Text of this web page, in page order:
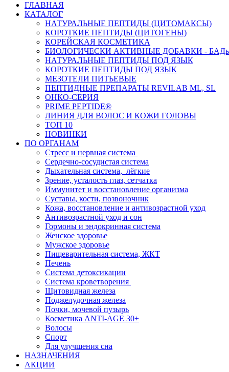
ГЛАВНАЯ
КАТАЛОГ
НАТУРАЛЬНЫЕ ПЕПТИДЫ (ЦИТОМАКСЫ)
КОРОТКИЕ ПЕПТИДЫ (ЦИТОГЕНЫ)
КОРЕЙСКАЯ КОСМЕТИКА
БИОЛОГИЧЕСКИ АКТИВНЫЕ ДОБАВКИ -
НАТУРАЛЬНЫЕ ПЕПТИДЫ ПОД ЯЗЫК
КОРОТКИЕ ПЕПТИДЫ ПОД ЯЗЫК
МЕЗОТЕЛИ ПИТЬЕВЫЕ
ПЕПТИДНЫЕ ПРЕПАРАТЫ REVILAB ML, SL
ОНКО-СЕРИЯ
PRIME PEPTIDE®
ЛИНИЯ ДЛЯ ВОЛОС И КОЖИ ГОЛОВЫ
ТОП 10
НОВИНКИ
ПО ОРГАНАМ
Стресс и нервная система
Сердечно-сосудистая система
Дыхательная система, лёгкие
Зрение, усталость глаз, сетчатка
Иммунитет и восстановление организма
Суставы, кости, позвоночник
Кожа, восстановление и антивозрастной уход
Антивозрастной уход и сон
Гормоны и эндокринная система
Женское здоровье
Мужское здоровье
Пищеварительная система, ЖКТ
Печень
Система детоксикации
Система кроветворения
Щитовидная железа
Поджелудочная железа
Почки, мочевой пузырь
Косметика ANTI-AGE 30+
Волосы
Спорт
Для улучшения сна
НАЗНАЧЕНИЯ
АКЦИИ